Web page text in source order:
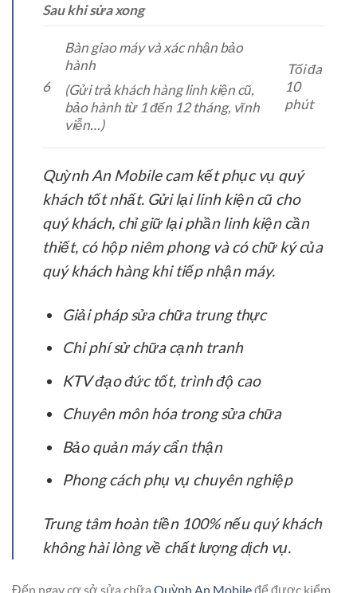
Sau khi sửa xong
6
Bàn giao máy và xác nhận bảo
hành
(Gửi trả khách hàng linh kiện cũ,
bảo hành từ 1 đến 12 tháng, vĩnh
viễn…)
Tối đa
10
phút
Quỳnh An Mobile cam kết phục vụ quý
khách tốt nhất. Gửi lại linh kiện cũ cho
quý khách, chỉ giữ lại phần linh kiện cần
thiết, có hộp niêm phong và có chữ ký của
quý khách hàng khi tiếp nhận máy.
Giải pháp sửa chữa trung thực
Chi phí sử chữa cạnh tranh
KTV đạo đức tốt, trình độ cao
Chuyên môn hóa trong sửa chữa
Bảo quản máy cẩn thận
Phong cách phụ vụ chuyên nghiệp
Trung tâm hoàn tiền 100% nếu quý khách
không hài lòng về chất lượng dịch vụ.
Đến ngay cơ sở sửa chữa Quỳnh An Mobileđể được kiểm